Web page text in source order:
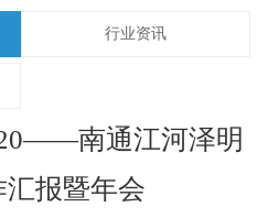
行业资讯
南通江河泽明
汇报暨年会